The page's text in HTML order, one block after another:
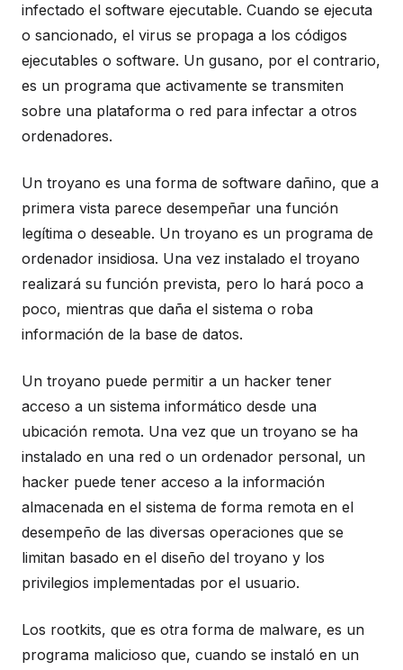
infectado el software ejecutable. Cuando se ejecuta
o sancionado, el virus se propaga a los códigos
ejecutables o software. Un gusano, por el contrario,
es un programa que activamente se transmiten
sobre una plataforma o red para infectar a otros
ordenadores.
Un troyano es una forma de software dañino, que a
primera vista parece desempeñar una función
legítima o deseable. Un troyano es un programa de
ordenador insidiosa. Una vez instalado el troyano
realizará su función prevista, pero lo hará poco a
poco, mientras que daña el sistema o roba
información de la base de datos.
Un troyano puede permitir a un hacker tener
acceso a un sistema informático desde una
ubicación remota. Una vez que un troyano se ha
instalado en una red o un ordenador personal, un
hacker puede tener acceso a la información
almacenada en el sistema de forma remota en el
desempeño de las diversas operaciones que se
limitan basado en el diseño del troyano y los
privilegios implementadas por el usuario.
Los rootkits, que es otra forma de malware, es un
programa malicioso que, cuando se instaló en un